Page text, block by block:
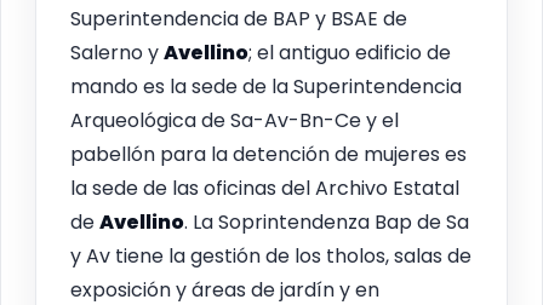
Superintendencia de BAP y BSAE de
Salerno yAvellino; el antiguo edificio de
mando es la sede de la Superintendencia
Arqueológica de Sa-Av-Bn-Ce y el
pabellón para la detención de mujeres es
la sede de las oficinas del Archivo Estatal
deAvellino. La Soprintendenza Bap de Sa
y Av tiene la gestión de los tholos, salas de
exposición y áreas de jardín y en